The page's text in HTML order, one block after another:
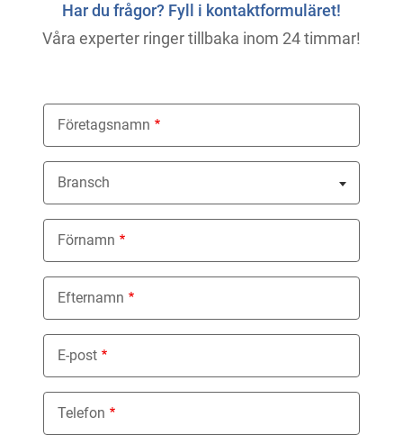
Har du frågor? Fyll i kontaktformuläret!
Våra experter ringer tillbaka inom 24 timmar!
Företagsnamn
Bransch
Nothing selected
Förnamn
Efternamn
E-post
Telefon